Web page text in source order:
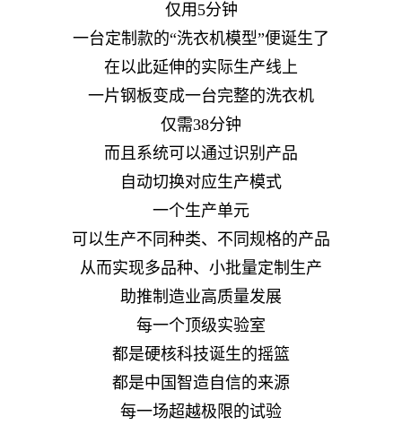
仅用5分钟
一台定制款的“洗衣机模型”便诞生了
在以此延伸的实际生产线上
一片钢板变成一台完整的洗衣机
仅需38分钟
而且系统可以通过识别产品
自动切换对应生产模式
一个生产单元
可以生产不同种类、不同规格的产品
从而实现多品种、小批量定制生产
助推制造业高质量发展
每一个顶级实验室
都是硬核科技诞生的摇篮
都是中国智造自信的来源
每一场超越极限的试验